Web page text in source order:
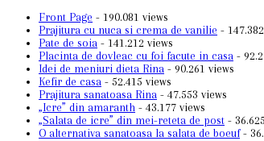
Front Page - 190.081 views
Prajitura cu nuca si crema de vanilie -
Pate de soia - 141.212 views
Placinta de dovleac cu foi facute in casa -
Idei de meniuri dieta Rina - 90.261 views
Kefir de casa - 52.415 views
Prajitura sanatoasa Rina - 47.553 views
„Icre” din amaranth - 43.177 views
„Salata de icre” din mei-reteta de post -
O alternativa sanatoasa la salata de boeuf-